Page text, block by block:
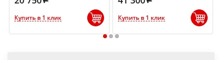
Купить в 1 клик Купить в 1 клик
1 2 3